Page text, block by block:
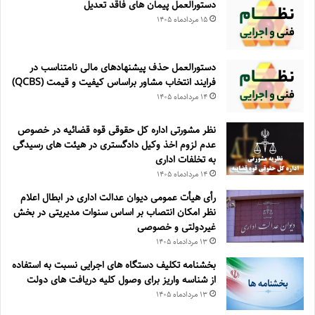
دستورالعمل پیمان های فاقد تعدیل
۱۵ مرداد‌ماه ۱۴۰۵
دستورالعمل حذف پيشنهادهای مالی نامتناسب در
فرايند انتخاب مشاور براساس كيفيت و قيمت (QCBS)
۱۴ مرداد‌ماه ۱۴۰۵
نظر مشورتی اداره کل حقوقی قوه قضائیه در خصوص
عدم لزوم اخذ وکیل دادگستری در هیئت های رسیدگی
به تخلفات اداری
۱۴ مرداد‌ماه ۱۴۰۵
رأی هیأت عمومی دیوان عدالت اداری در ابطال اعلام
نظر امکان انتصاب بر اساس سنوات مدیریتی در بخش
غیردولتی و خصوصی
۱۳ مرداد‌ماه ۱۴۰۵
بخشنامه تکلیف دستگاه های اجرایی نسبت به استفاده
از شناسه واریز برای وصول کلیه دریافت های دولت
۱۳ مرداد‌ماه ۱۴۰۵